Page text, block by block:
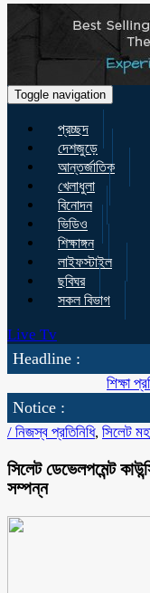
Toggle navigation
প্রচ্ছদ
দেশজুড়ে
আন্তর্জাতিক
খেলাধুলা
বিনোদন
ভিডিও
শিক্ষাঙ্গন
লাইফস্টাইল
ছবিঘর
সকল বিভাগ
Live Tv
Headline :
শিক্ষা প্রতিষ্ঠানে যেনো
Notice :
/ নিজস্ব প্রতিনিধি, সিলেট
সিলেট ডেভেলপমেন্ট
সম্পন্ন